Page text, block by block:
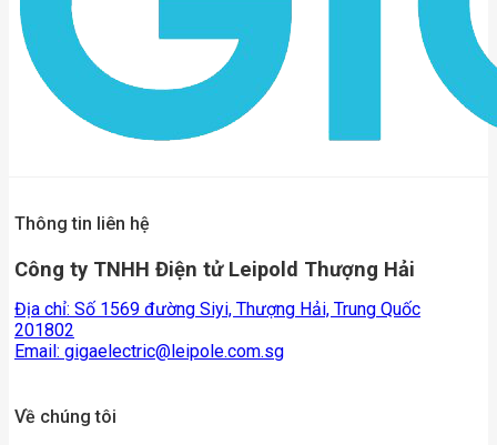
Thông tin liên hệ
Công ty TNHH Điện tử Leipold Thượng Hải
Địa chỉ: Số 1569 đường Siyi, Thượng Hải, Trung Quốc
201802
Email: gigaelectric@leipole.com.sg
Về chúng tôi